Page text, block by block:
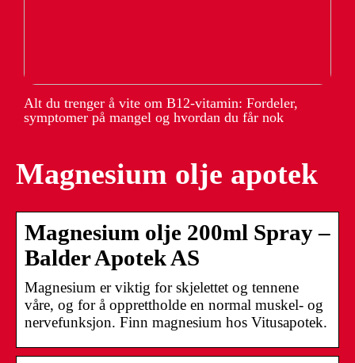
Alt du trenger å vite om B12-vitamin: Fordeler,
symptomer på mangel og hvordan du får nok
Magnesium olje apotek
Magnesium olje 200ml Spray –
Balder Apotek AS
Magnesium er viktig for skjelettet og tennene
våre, og for å opprettholde en normal muskel- og
nervefunksjon. Finn magnesium hos Vitusapotek.